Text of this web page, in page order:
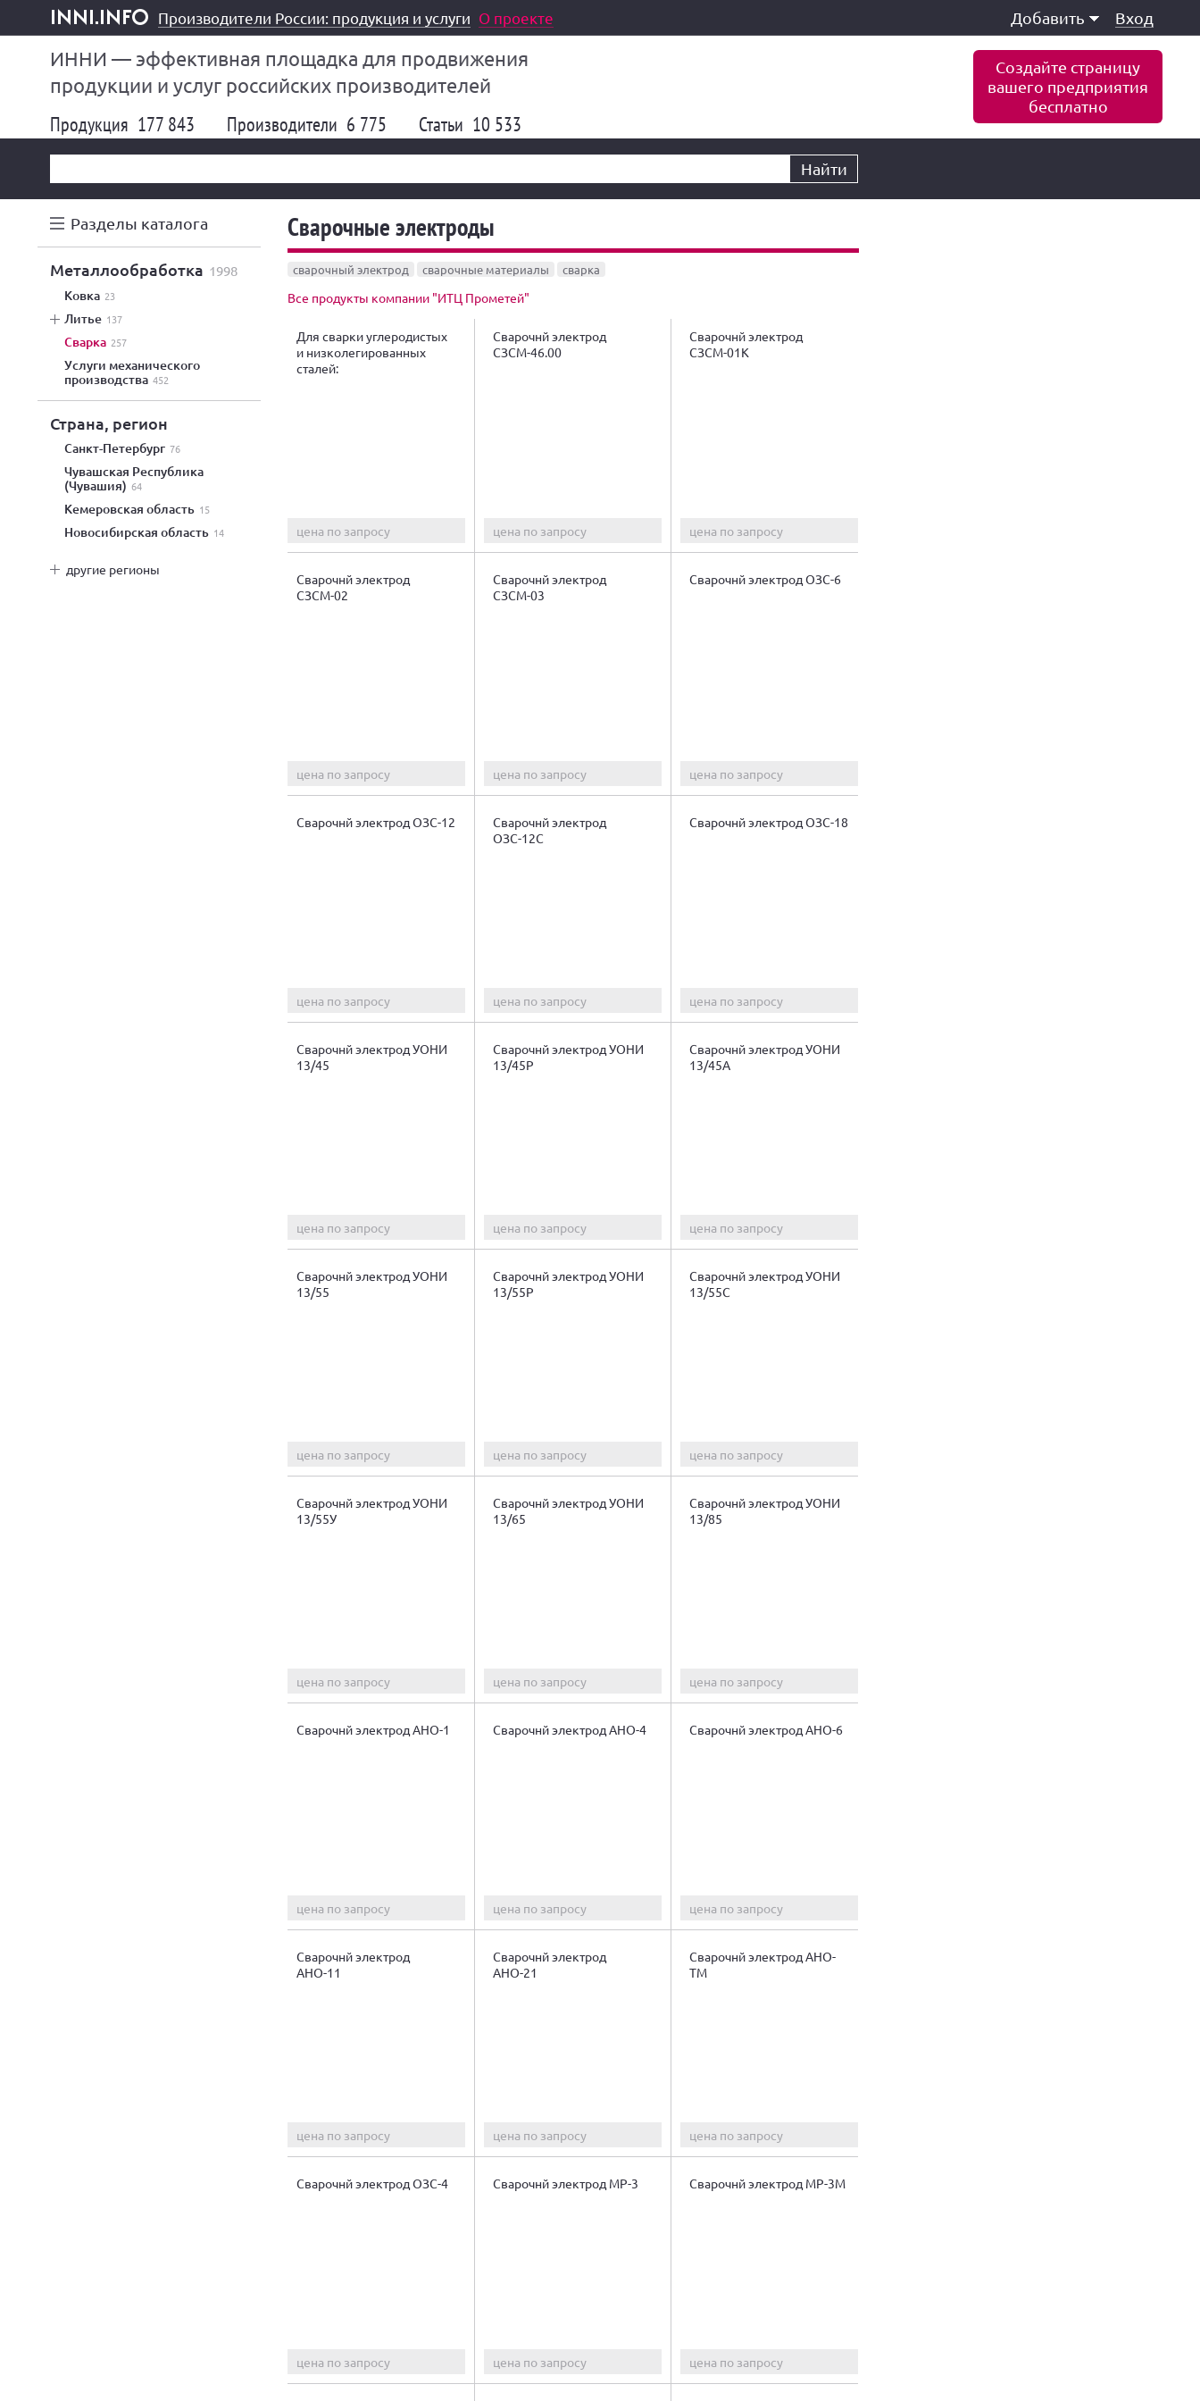
inni.info
Производители России: продукция и услуги О проекте Добавить Вход
ИННИ — эффективная площадка для продвижения
продукции и услуг российских производителей
Создайте страницу
вашего предприятия
бесплатно
Продукция 177 843 Производители 6 775 Статьи 10 533
Найти
Разделы каталога
металлообработка 1998
ковка 23
литье 137
сварка 257
услуги механического
производства 452
Страна, регион
Санкт-Петербург 76
Чувашская Республика
(Чувашия) 64
Кемеровская область 15
Новосибирская область 14
другие регионы
Сварочные электроды
сварочный электрод сварочные материалы сварка
Все продукты компании "ИТЦ Прометей"
Для сварки углеродистых
и низколегированных
сталей:
цена по запросу
Сварочнй электрод
СЗСМ-46.00
цена по запросу
Сварочнй электрод
СЗСМ-01К
цена по запросу
Сварочнй электрод
СЗСМ-02
цена по запросу
Сварочнй электрод
СЗСМ-03
цена по запросу
Сварочнй электрод ОЗС-6
цена по запросу
Сварочнй электрод ОЗС-12
цена по запросу
Сварочнй электрод
ОЗС-12С
цена по запросу
Сварочнй электрод ОЗС-18
цена по запросу
Сварочнй электрод УОНИ
13/45
цена по запросу
Сварочнй электрод УОНИ
13/45Р
цена по запросу
Сварочнй электрод УОНИ
13/45А
цена по запросу
Сварочнй электрод УОНИ
13/55
цена по запросу
Сварочнй электрод УОНИ
13/55Р
цена по запросу
Сварочнй электрод УОНИ
13/55С
цена по запросу
Сварочнй электрод УОНИ
13/55У
цена по запросу
Сварочнй электрод УОНИ
13/65
цена по запросу
Сварочнй электрод УОНИ
13/85
цена по запросу
Сварочнй электрод АНО-1
цена по запросу
Сварочнй электрод АНО-4
цена по запросу
Сварочнй электрод АНО-6
цена по запросу
Сварочнй электрод
АНО-11
цена по запросу
Сварочнй электрод
АНО-21
цена по запросу
Сварочнй электрод АНО-
ТМ
цена по запросу
Сварочнй электрод ОЗС-4
цена по запросу
Сварочнй электрод МР-3
цена по запросу
Сварочнй электрод МР-3М
цена по запросу